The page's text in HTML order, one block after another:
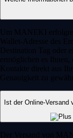
Um MANEKI
Wallet-Adresse des
Destination Tag oder
ermöglichen es
Kontakte direkt aus
Genauigkeit zu
Ist der Online-
Der Versand von